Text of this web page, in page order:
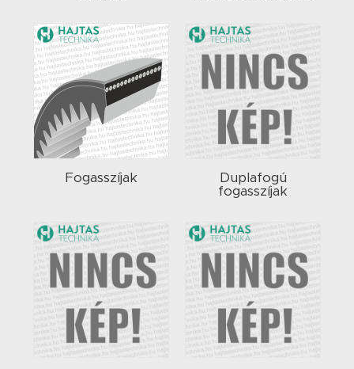
Fogasszíjak
Duplafogú
fogasszíjak